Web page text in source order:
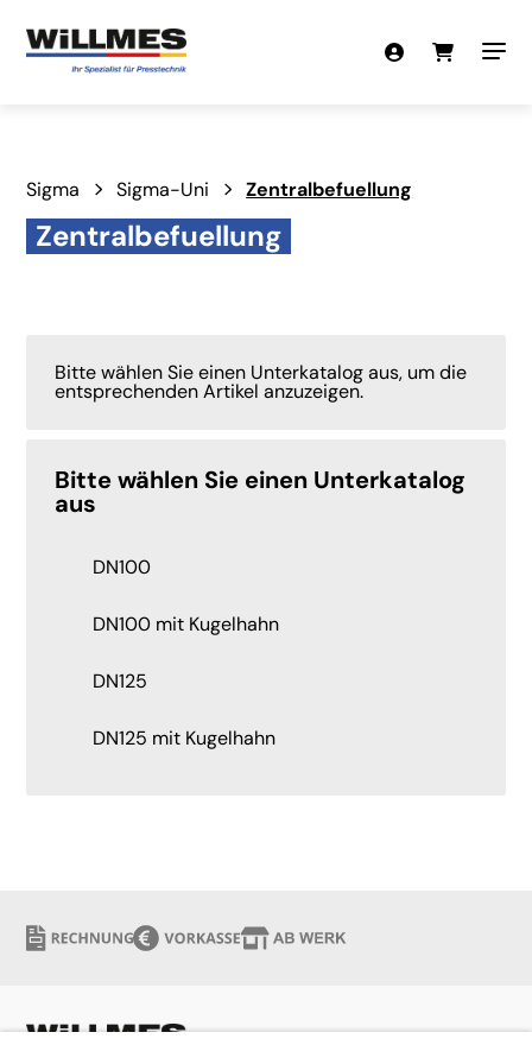
Sigma Sigma-Uni Zentralbefuellung
Zentralbefuellung
Bitte wählen Sie einen Unterkatalog aus, um die
entsprechenden Artikel anzuzeigen.
Bitte wählen Sie einen Unterkatalog
aus
DN100
DN100 mit Kugelhahn
DN125
DN125 mit Kugelhahn